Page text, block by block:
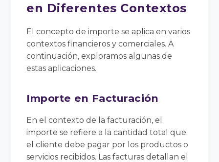
en Diferentes Contextos
El concepto de importe se aplica en varios
contextos financieros y comerciales. A
continuación, exploramos algunas de
estas aplicaciones.
Importe en Facturación
En el contexto de la facturación, el
importe se refiere a la cantidad total que
el cliente debe pagar por los productos o
servicios recibidos. Las facturas detallan el